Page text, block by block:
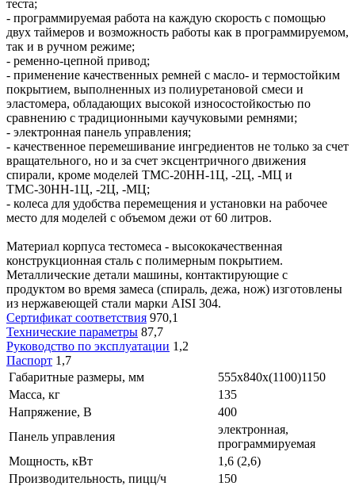
теста;
- программируемая работа на каждую скорость с помощью
двух таймеров и возможность работы как в программируемом,
так и в ручном режиме;
- ременно-цепной привод;
- применение качественных ремней с масло- и термостойким
покрытием, выполненных из полиуретановой смеси и
эластомера, обладающих высокой износостойкостью по
сравнению с традиционными каучуковыми ремнями;
- электронная панель управления;
- качественное перемешивание ингредиентов не только за счет
вращательного, но и за счет эксцентричного движения
спирали, кроме моделей ТМС-20НН-1Ц, -2Ц, -МЦ и
ТМС-30НН-1Ц, -2Ц, -МЦ;
- колеса для удобства перемещения и установки на рабочее
место для моделей с объемом дежи от 60 литров.
Материал корпуса тестомеса - высококачественная
конструкционная сталь с полимерным покрытием.
Металлические детали машины, контактирующие с
продуктом во время замеса (спираль, дежа, нож) изготовлены
из нержавеющей стали марки AISI 304.
Сертификат соответствия 970,1
Технические параметры 87,7
Руководство по эксплуатации 1,2
Паспорт 1,7
Габаритные размеры, мм
555х840х(1100)1150
Масса, кг
135
Напряжение, В
400
Панель управления
электронная,
программируемая
Мощность, кВт
1,6 (2,6)
Производительность, пицц/ч
150